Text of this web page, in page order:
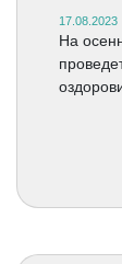
17.08.2023
На